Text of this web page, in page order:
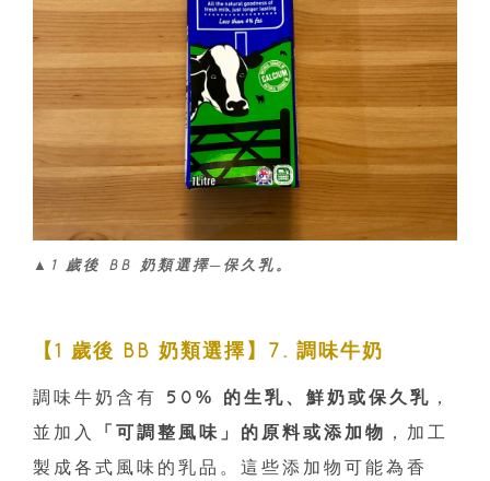
▲1 歲後 BB 奶類選擇─保久乳。
【1 歲後 BB 奶類選擇】7. 調味牛奶
調味牛奶含有 50% 的生乳、鮮奶或保久乳 ，
並加入
「可調整風味」的原料或添加物 ，加工
製成各式風味的乳品。這些添加物可能為香